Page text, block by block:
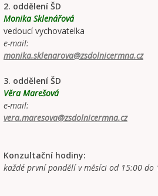
2. oddělení ŠD
Monika Sklenářová
vedoucí vychovatelka
e-mail:
monika.sklenarova@zsdolnicermna.cz
3. oddělení ŠD
Věra Marešová
e-mail:
vera.maresova@zsdolnicermna.cz
Konzultační hodiny:
každé první pondělí v měsíci od 15:00 do